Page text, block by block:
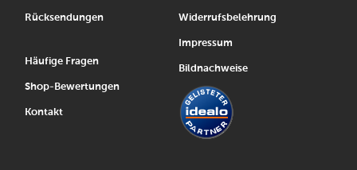
Rücksendungen
Häufige Fragen
Shop-Bewertungen
Kontakt
Widerrufsbelehrung
Impressum
Bildnachweise